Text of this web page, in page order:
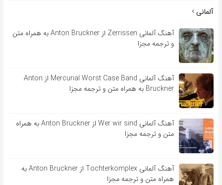
آلمانی
آهنگ آلمانی Zerrissen از Anton Bruckner به همراه متن
و ترجمه مجزا
آهنگ آلمانی Mercurial Worst Case Band از Anton
Bruckner به همراه متن و ترجمه مجزا
آهنگ آلمانی Wer wir sind از Anton Bruckner به همراه
متن و ترجمه مجزا
آهنگ آلمانی Tochterkomplex از Anton Bruckner به
همراه متن و ترجمه مجزا